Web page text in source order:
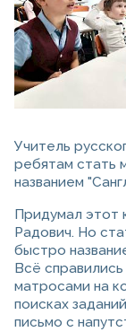
Учитель
ребятам стать
названием
Придумал этот
Радович. Но
быстро
Всё
матросами на
поисках
письмо с